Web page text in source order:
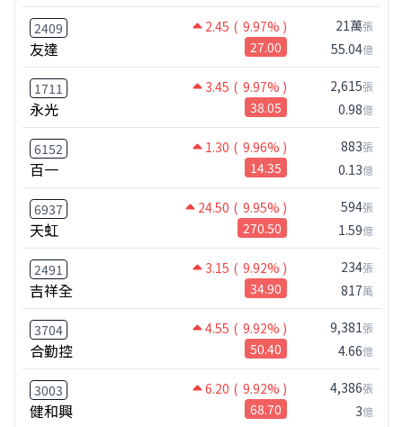
2409 2.45 ( 9.97% )
友達 27.00
21萬張
55.04億
1711 3.45 ( 9.97% )
永光 38.05
2,615張
0.98億
6152 1.30 ( 9.96% )
百一 14.35
883張
0.13億
6937 24.50 ( 9.95% )
天虹 270.50
594張
1.59億
2491 3.15 ( 9.92% )
吉祥全 34.90
234張
817萬
3704 4.55 ( 9.92% )
合勤控 50.40
9,381張
4.66億
3003 6.20 ( 9.92% )
健和興 68.70
4,386張
3億